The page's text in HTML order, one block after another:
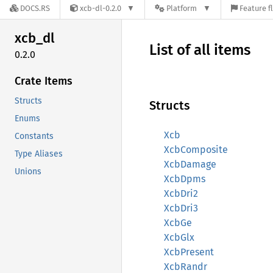
DOCS.RS xcb-dl-0.2.0 Platform Feature
xcb_dl
0.2.0
Crate Items
Structs
Enums
Constants
Type Aliases
Unions
List of all items
Structs
Xcb
XcbComposite
XcbDamage
XcbDpms
XcbDri2
XcbDri3
XcbGe
XcbGlx
XcbPresent
XcbRandr